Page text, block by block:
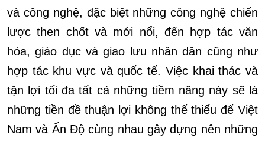
và công nghệ, đặc biệt những công nghệ chiến
lược then chốt và mới nổi, đến hợp tác văn
hóa, giáo dục và giao lưu nhân dân cũng như
hợp tác khu vực và quốc tế. Việc khai thác và
tận lợi tối đa tất cả những tiềm năng này sẽ là
những tiền đề thuận lợi không thể thiếu để Việt
Nam và Ấn Độ cùng nhau gây dựng nên những